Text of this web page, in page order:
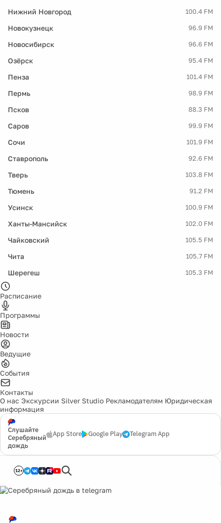
Нижний Новгород 100.4 FM
Новокузнецк 96.9 FM
Новосибирск 96.6 FM
Озёрск 95.4 FM
Пенза 101.4 FM
Пермь 98.9 FM
Псков 88.3 FM
Саров 99.9 FM
Сочи 101.9 FM
Ставрополь 92.6 FM
Тверь 103.8 FM
Тюмень 91.2 FM
Усинск 100.9 FM
Ханты-Мансийск 102.0 FM
Чайковский 105.5 FM
Чита 105.7 FM
Шерегеш 105.3 FM
Расписание
Программы
Новости
Ведущие
События
Контакты
О нас Экскурсии Silver Studio Рекламодателям Юридическая
информация
Слушайте
Серебряный
дождь
App Store Google Play Telegram App
12+